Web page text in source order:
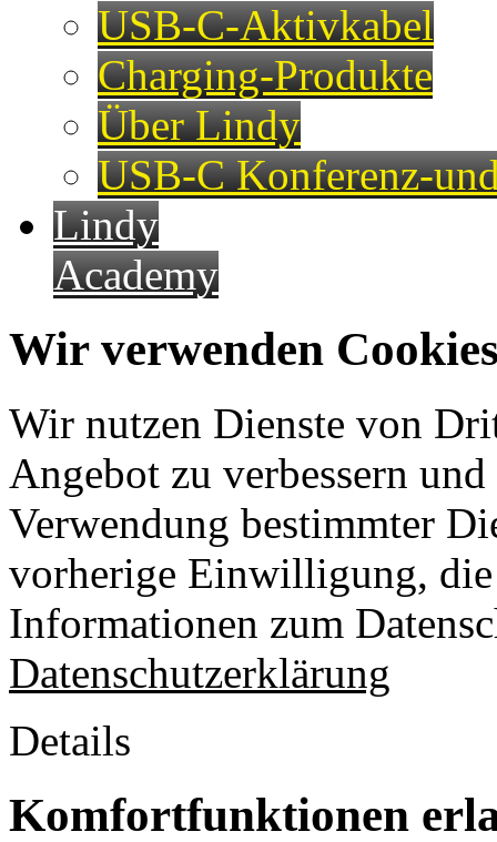
USB-C-Aktivkabel
Charging-Produkte
Über Lindy
USB-C Konferenz-
Lindy
Academy
Wir verwenden
Wir nutzen Dienste von
Angebot zu verbessern
Verwendung bestimmter
vorherige Einwilligung,
Informationen zum
Datenschutzerklärung
Details
Komfortfunktionen